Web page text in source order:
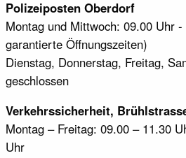
Polizeiposten Oberdorf
Montag und Mittwoch: 09.00 Uhr
garantierte Öffnungszeiten)
Dienstag, Donnerstag, Freitag,
geschlossen
Verkehrssicherheit,
Montag – Freitag: 09.00 – 11.30
Uhr